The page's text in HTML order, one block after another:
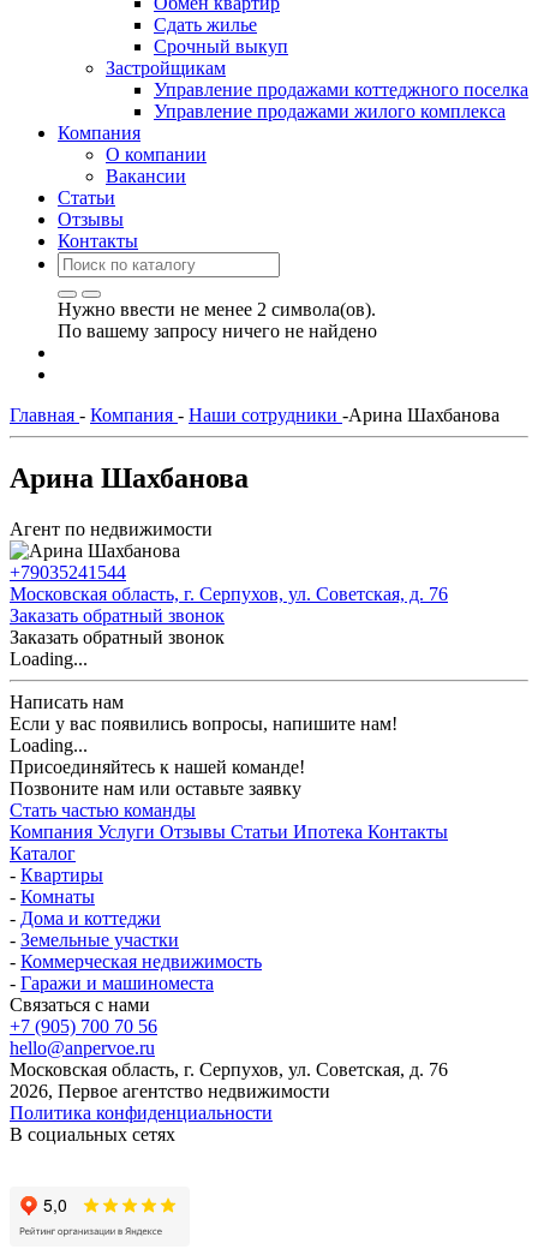
Сдать жилье
Срочный выкуп
Застройщикам
Управление продажами коттеджного поселка
Управление продажами жилого комплекса
Компания
О компании
Вакансии
Статьи
Отзывы
Контакты
Нужно ввести не менее 2 символа(ов).
По вашему запросу ничего не найдено
Главная - Компания - Наши сотрудники -Арина Шахбанова
Арина Шахбанова
Агент по недвижимости
+79035241544
Московская область, г. Серпухов, ул. Советская, д. 76
Заказать обратный звонок
Заказать обратный звонок
Loading...
Написать нам
Если у вас появились вопросы, напишите нам!
Loading...
Присоединяйтесь к нашей команде!
Позвоните нам или оставьте заявку
Стать частью команды
Компания Услуги Отзывы Статьи Ипотека Контакты
Каталог
- Квартиры
- Комнаты
- Дома и коттеджи
- Земельные участки
- Коммерческая недвижимость
- Гаражи и машиноместа
Связаться с нами
+7 (905) 700 70 56
hello@anpervoe.ru
Московская область, г. Серпухов, ул. Советская, д. 76
2026, Первое агентство недвижимости
Политика конфиденциальности
В социальных сетях